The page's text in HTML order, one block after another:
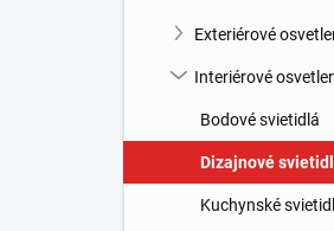
Exteriérové
Interiérové
Bodové svietidlá
Dizajnové
Kuchynské